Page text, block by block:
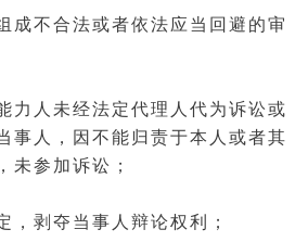
成不合法或者依法应当回避的审
力 人未经法定代理人代为诉讼或
事人，因不能归责于本人或者其
未参加诉讼；
，剥夺当事人辩论权利；